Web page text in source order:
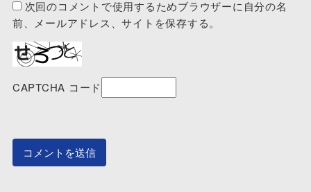
次回のコメントで使用するためブラウザーに自分の名
前、メールアドレス、サイトを保存する。
CAPTCHA コード